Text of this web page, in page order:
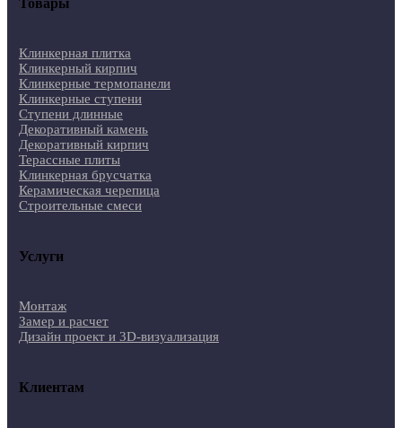
Клинкерная плитка
Клинкерный кирпич
Клинкерные термопанели
Клинкерные ступени
Ступени длинные
Декоративный камень
Декоративный кирпич
Терассные плиты
Клинкерная брусчатка
Керамическая черепица
Строительные смеси
Услуги
Монтаж
Замер и расчет
Дизайн проект и 3D-визуализация
Клиентам